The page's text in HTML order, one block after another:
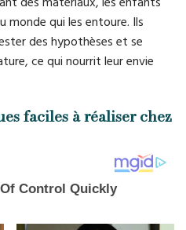
monde qui les entoure. Ils
des hypothèses et se
ce qui nourrit leur envie
faciles à réaliser chez